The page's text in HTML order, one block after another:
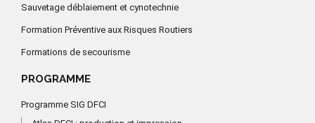
Sauvetage déblaiement et cynotechnie
Formation Préventive aux Risques Routiers
Formations de secourisme
PROGRAMME
Programme SIG DFCI